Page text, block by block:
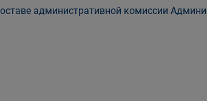
административной комиссии